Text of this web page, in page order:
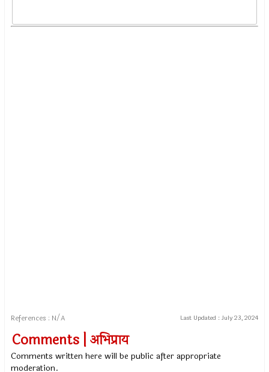
References : N/A Last Updated : July 23, 2024
Comments | अभिप्राय
Comments written here will be public after appropriate
moderation.